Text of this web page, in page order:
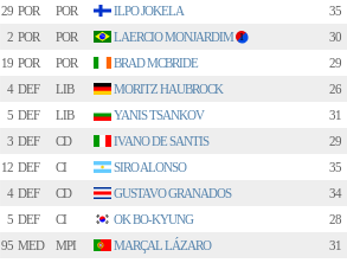
29 POR POR ILPO JOKELA
35
2 POR POR LAERCIO MONJARDIM 1
30
19 POR POR BRAD MCBRIDE
29
4 DEF LIB MORITZ HAUBROCK
26
5 DEF LIB YANIS TSANKOV
31
3 DEF CD IVANO DE SANTIS
29
12 DEF CI SIRO ALONSO
35
4 DEF CD GUSTAVO GRANADOS
34
5 DEF CI OK BO-KYUNG
28
95 MED MPI MARÇAL LÁZARO
31